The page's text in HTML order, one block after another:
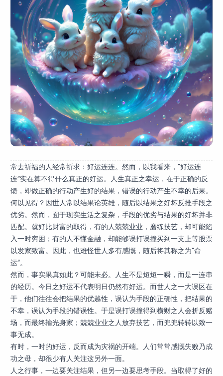
常去祈福的人经常祈求：好运连连。然而，以我看来，“好运连
连”实在算不得什么真正的好运。人生真正之幸运，在于正确的反
馈，即做正确的行动产生好的结果，错误的行动产生不幸的后果。
何以见得？因世人常以结果论英雄，随后以结果之好坏反推手段之
优劣。然而，囿于现实生活之复杂，手段的优劣与结果的好坏并非
匹配。就好比财富的取得，有的人兢兢业业，磨练技艺，却可能陷
入一时穷困；有的人不懂金融，却能够误打误撞买到一支上等股票
以发家致富。因此，也难怪世人多有感慨，随后将其称之为“命
运”。
然而，事实果真如此？可能未必。人生不是短短一瞬，而是一连串
的经历。今日之好运不代表明日仍然有好运。而世人之一大误区在
于，他们往往会把结果的优越性，误认为手段的正确性，把结果的
不幸，误认为手段的错误性。于是误打误撞得到横财之人会折反赌
场，而最终输光身家；兢兢业业之人放弃技艺，而兜兜转转以致一
事无成。
有时，一时的好运，反而成为灾祸的开端。人们常常感慨失败乃成
功之母，却很少有人关注这另外一面。
人之行事，一边要关注结果，但另一边要思考手段。当取得了好的